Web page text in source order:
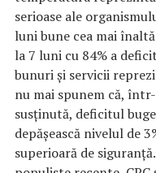
serioase ale
luni bune cea mai
la 7 luni cu 84% a
bunuri și servicii
nu mai spunem că,
susținută, deficitul
depășească nivelul de
superioară de